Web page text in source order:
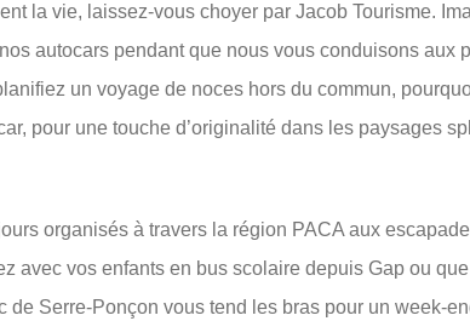
la vie, laissez-vous choyer par Jacob Tourisme.
autocars pendant que nous vous conduisons aux
un voyage de noces hors du commun,
pour une touche d’originalité dans les paysages
organisés à travers la région PACA aux
avec vos enfants en bus scolaire depuis Gap ou
de Serre-Ponçon vous tend les bras pour un week-